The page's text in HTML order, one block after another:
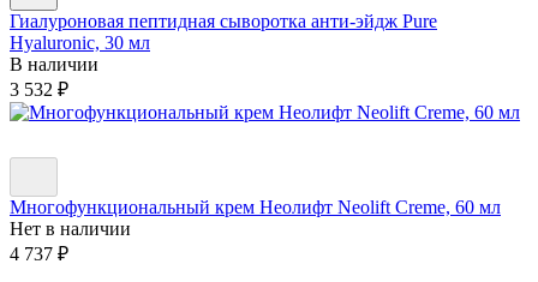
Гиалуроновая пептидная сыворотка анти-эйдж Pure
Hyaluronic, 30 мл
В наличии
3 532 ₽
Многофункциональный крем Неолифт Neolift Creme, 60 мл
Нет в наличии
4 737 ₽